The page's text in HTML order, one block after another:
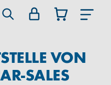
VON
SALES